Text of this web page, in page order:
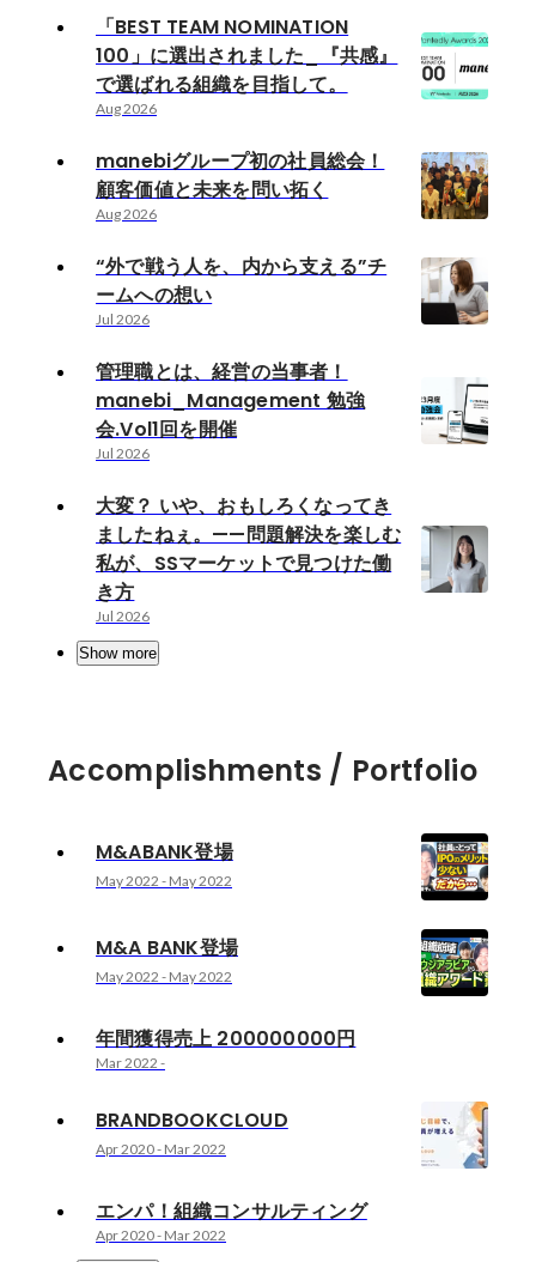
「BEST TEAM NOMINATION
100」に選出されました_『共感』
で選ばれる組織を目指して。
Aug 2026
manebiグループ初の社員総会！
顧客価値と未来を問い拓く
Aug 2026
“外で戦う人を、内から支える”チ
ームへの想い
Jul 2026
管理職とは、経営の当事者！
manebi_Management 勉強
会.Vol1回を開催
Jul 2026
大変？ いや、おもしろくなってき
ましたねぇ。——問題解決を楽しむ
私が、SSマーケットで見つけた働
き方
Jul 2026
Show more
Accomplishments / Portfolio
M&ABANK登場
May 2022 - May 2022
M&A BANK登場
May 2022 - May 2022
年間獲得売上 200000000円
Mar 2022 -
BRANDBOOKCLOUD
Apr 2020- Mar 2022
エンパ！組織コンサルティング
Apr 2020- Mar 2022